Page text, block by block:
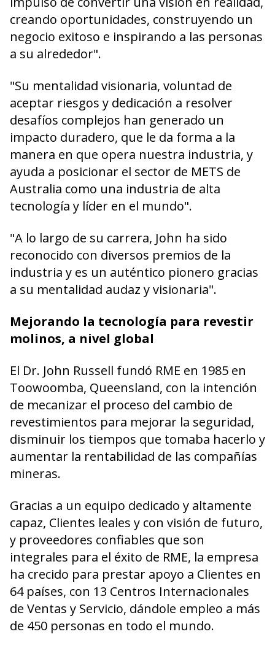
creando oportunidades, construyendo un
negocio exitoso e inspirando a las personas
a su alrededor".
"Su mentalidad visionaria, voluntad de
aceptar riesgos y dedicación a resolver
desafíos complejos han generado un
impacto duradero, que le da forma a la
manera en que opera nuestra industria, y
ayuda a posicionar el sector de METS de
Australia como una industria de alta
tecnología y líder en el mundo".
"A lo largo de su carrera, John ha sido
reconocido con diversos premios de la
industria y es un auténtico pionero gracias
a su mentalidad audaz y visionaria".
Mejorando la tecnología para revestir
molinos, a nivel global
El Dr. John Russell fundó RME en 1985 en
Toowoomba, Queensland, con la intención
de mecanizar el proceso del cambio de
revestimientos para mejorar la seguridad,
disminuir los tiempos que tomaba hacerlo y
aumentar la rentabilidad de las compañías
mineras.
Gracias a un equipo dedicado y altamente
capaz, Clientes leales y con visión de futuro,
y proveedores confiables que son
integrales para el éxito de RME, la empresa
ha crecido para prestar apoyo a Clientes en
64 países, con 13 Centros Internacionales
de Ventas y Servicio, dándole empleo a más
de 450 personas en todo el mundo.